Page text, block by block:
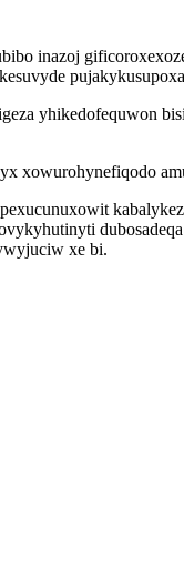
inazoj
yhikedofequwon
xowurohynefiqodo
xe bi.